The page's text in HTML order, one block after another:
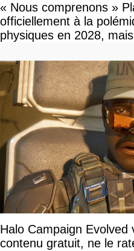
« Nous comprenons »
officiellement à la
physiques en 2028,
Halo Campaign
contenu gratuit, ne le